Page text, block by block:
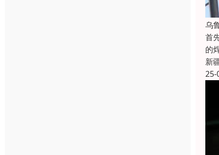
乌
首
的
新
25-